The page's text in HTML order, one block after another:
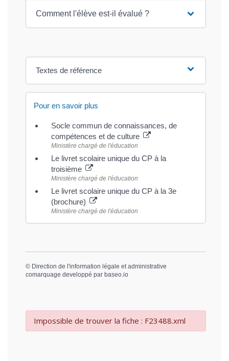
Comment l'élève est-il évalué ?
Textes de référence
Pour en savoir plus
Socle commun de connaissances, de
compétences et de culture
Ministère chargé de l'éducation
Le livret scolaire unique du CP à la
troisième
Ministère chargé de l'éducation
Le livret scolaire unique du CP à la 3e
(brochure)
Ministère chargé de l'éducation
© Direction de l'information légale et administrative
comarquage developpé par baseo.io
Impossible de trouver la fiche : F23488.xml